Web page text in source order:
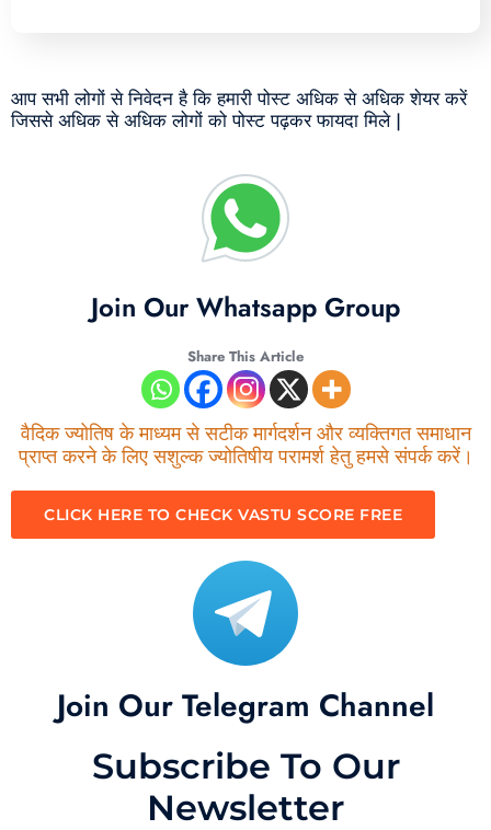
आप सभी लोगों से निवेदन है कि हमारी पोस्ट अधिक से अधिक शेयर करें
जिससे अधिक से अधिक लोगों को पोस्ट पढ़कर फायदा मिले |
Join Our Whatsapp Group
Share This Article
वैदिक ज्योतिष के माध्यम से सटीक मार्गदर्शन और व्यक्तिगत समाधान
प्राप्त करने के लिए सशुल्क ज्योतिषीय परामर्श हेतु हमसे संपर्क करें।
CLICK HERE TO CHECK VASTU SCORE FREE
Join Our Telegram Channel
Subscribe To Our
Newsletter